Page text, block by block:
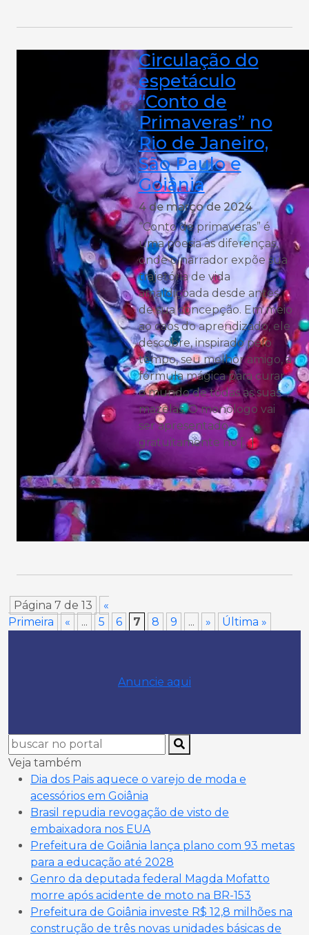
Circulação do
espetáculo
“Conto de
Primaveras” no
Rio de Janeiro,
São Paulo e
Goiânia
4 de março de 2024
“Conto de primaveras” é
uma poesia às diferenças,
onde o narrador expõe sua
trajetória de vida
amaldiçoada desde antes
de sua concepção. Em meio
ao caos do aprendizado, ele
descobre, inspirado pelo
tempo, seu melhor amigo, a
fórmula mágica para curar
o mundo de todas as suas
mazelas. O monólogo vai
ser apresentado
gratuitamente no […]
Página 7 de 13
«
Primeira
« ... 5 6 7 8 9 ... » Última »
Anuncie aqui
Veja também
Dia dos Pais aquece o varejo de moda e
acessórios em Goiânia
Brasil repudia revogação de visto de
embaixadora nos EUA
Prefeitura de Goiânia lança plano com 93 metas
para a educação até 2028
Genro da deputada federal Magda Mofatto
morre após acidente de moto na BR-153
Prefeitura de Goiânia investe R$ 12,8 milhões na
construção de três novas unidades básicas de